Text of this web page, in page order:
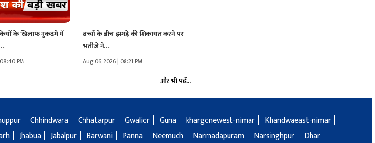
के खिलाफ मुकदमे में
PM
बच्चों के बीच झगड़े की शिकायत करने पर
भतीजे ने…
Aug 06, 2026 | 08:21 PM
और भी पढ़ें...
Chhindwara Chhatarpur Gwalior Guna khargonewest-nimar
Khandwaeast-nimar
Jhabua Jabalpur Barwani Panna Neemuch Narmadapuram Narsinghpur
Dhar